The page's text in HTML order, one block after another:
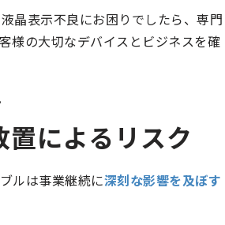
晶表示不良にお困りでしたら、専門
様の大切なデバイスとビジネスを確
によるリスク
ルは事業継続に深刻な影響を及ぼす